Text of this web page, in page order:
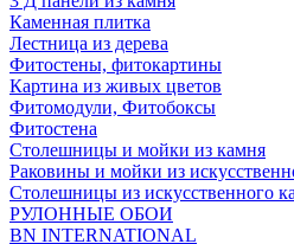
Каменная плитка
Лестница из дерева
Фитостены, фитокартины
Картина из живых цветов
Фитомодули, Фитобоксы
Фитостена
Столешницы и мойки из камня
Раковины и мойки из
Столешницы из искусственного
РУЛОННЫЕ ОБОИ
BN INTERNATIONAL